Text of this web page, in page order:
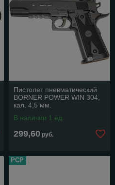
Пистолет пневматический
BORNER POWER WIN 304,
кал. 4,5 мм.
В наличии 1 ед.
299,60 руб.
РСР